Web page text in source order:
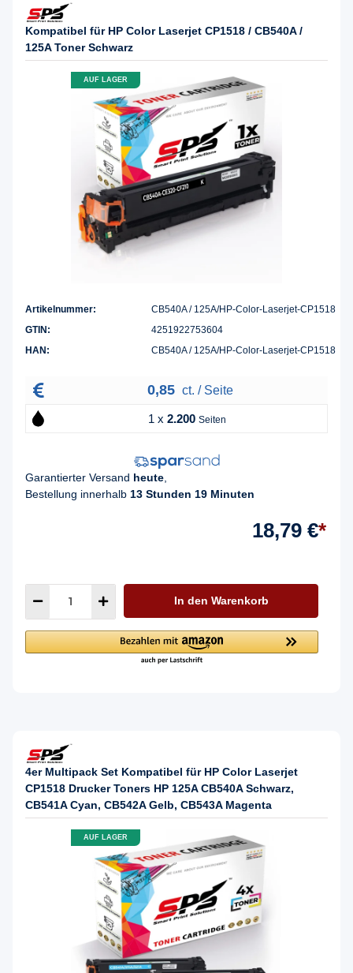
Kompatibel für HP Color Laserjet CP1518 / CB540A /
125A Toner Schwarz
AUF LAGER
Artikelnummer:
CB540A / 125A/HP-Color-Laserjet-CP1518
GTIN:
4251922753604
HAN:
CB540A / 125A/HP-Color-Laserjet-CP1518
0,85 ct. / Seite
1 x 2.200 Seiten
Garantierter Versand heute
Bestellung innerhalb 13 Stunden 19 Minuten
18,79 €*
In den Warenkorb
4er Multipack Set Kompatibel für HP Color Laserjet
CP1518 Drucker Toners HP 125A CB540A Schwarz,
CB541A Cyan, CB542A Gelb, CB543A Magenta
AUF LAGER